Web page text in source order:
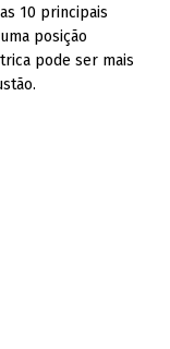
10 principais
posição
pode ser mais